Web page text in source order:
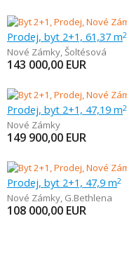
Prodej, byt 2+1, 61,37 m2
Nové Zámky,Šoltésová
143 000,00 EUR
Prodej, byt 2+1, 47,19 m2
Nové Zámky
149 900,00 EUR
Prodej, byt 2+1, 47,9 m2
Nové Zámky, G.Bethlena
108 000,00 EUR